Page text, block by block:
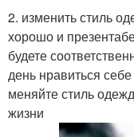
2. изменить стиль
хорошо и
будете
день нравиться
меняйте стиль
жизни